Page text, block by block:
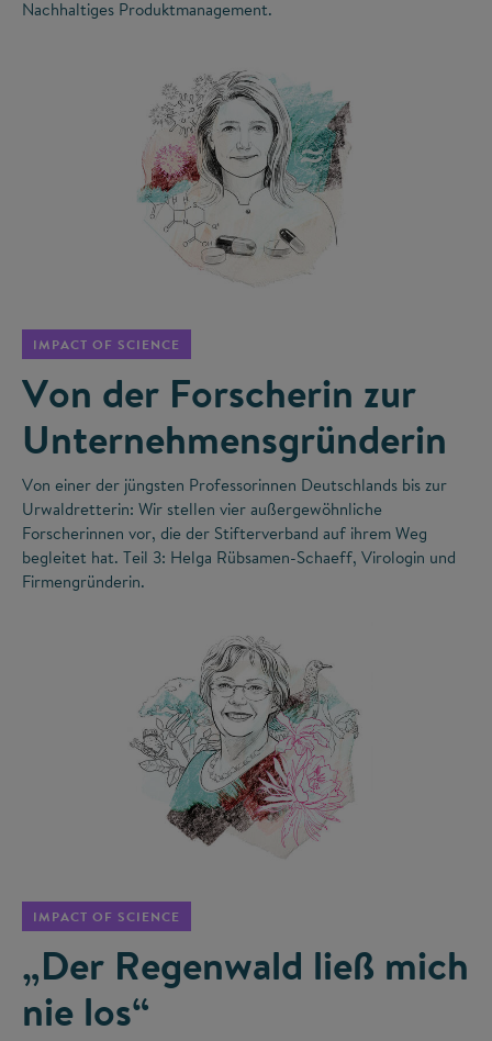
Nachhaltiges Produktmanagement.
IMPACT OF SCIENCE
Von der Forscherin zur
Unternehmensgründerin
Von einer der jüngsten Professorinnen Deutschlands bis zur
Urwaldretterin: Wir stellen vier außergewöhnliche
Forscherinnen vor, die der Stifterverband auf ihrem Weg
begleitet hat. Teil 3: Helga Rübsamen-Schaeff, Virologin und
Firmengründerin.
IMPACT OF SCIENCE
„Der Regenwald ließ mich
nie los“